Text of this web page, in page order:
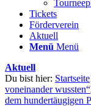
Tickets
Förderverein
Aktuell
Menü Menü
Aktuell
Du bist hier: Startseite
voneinander wussten“
dem hundertäugigen